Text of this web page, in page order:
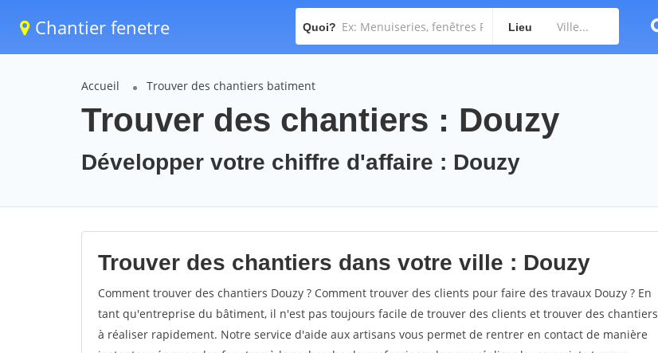
Chantier fenetre Quoi? Lieu
Accueil Trouver des chantiers batiment
Trouver des chantiers : Douzy
Développer votre chiffre d'affaire : Douzy
Trouver des chantiers dans votre ville : Douzy
Comment trouver des chantiers Douzy ? Comment trouver des clients pour faire des travaux Douzy ? En
tant qu'entreprise du bâtiment, il n'est pas toujours facile de trouver des clients et trouver des chantiers
à réaliser rapidement. Notre service d'aide aux artisans vous permet de rentrer en contact de manière